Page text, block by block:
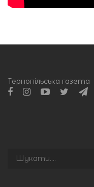
Тернопільська газета
Пошук